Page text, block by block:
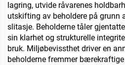
lagring, utvide råvarenes
utskifting av beholdere på grunn
slitasje. Beholderne tåler
sin klarhet og strukturelle
bruk. Miljøbevissthet driver en
beholderne fremmer